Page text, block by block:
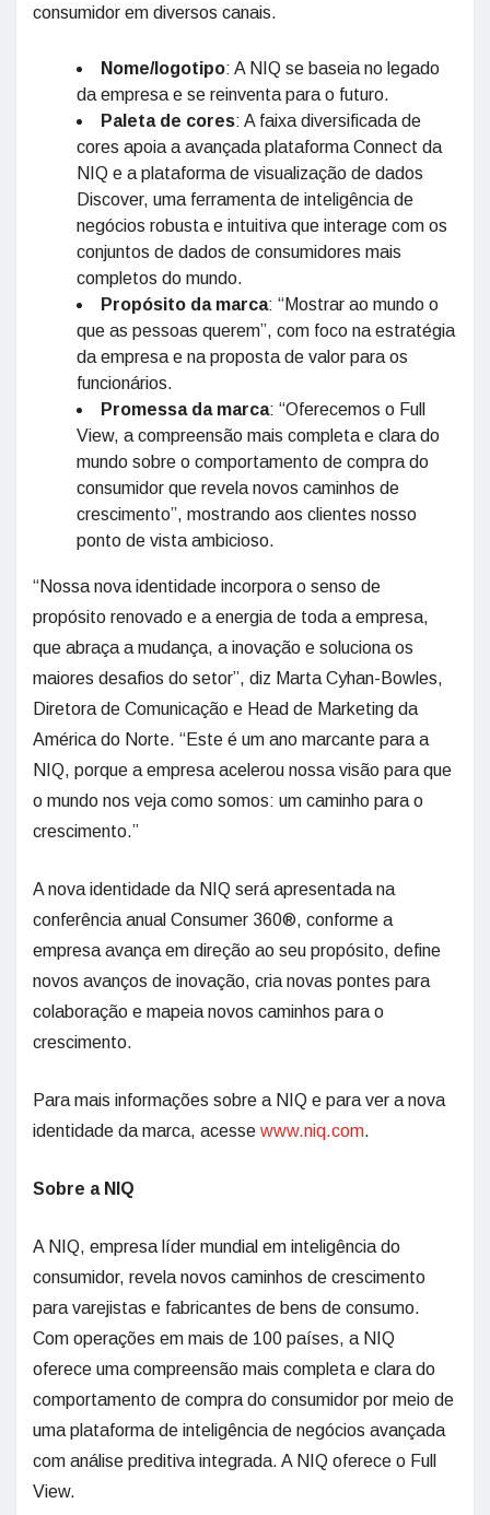
consumidor em diversos canais.
Nome/logotipo: A NIQ se baseia no legado
da empresa e se reinventa para o futuro.
Paleta de cores: A faixa diversificada de
cores apoia a avançada plataforma Connect da
NIQ e a plataforma de visualização de dados
Discover, uma ferramenta de inteligência de
negócios robusta e intuitiva que interage com os
conjuntos de dados de consumidores mais
completos do mundo.
Propósito da marca: “Mostrar ao mundo o
que as pessoas querem”, com foco na estratégia
da empresa e na proposta de valor para os
funcionários.
Promessa da marca: “Oferecemos o Full
View, a compreensão mais completa e clara do
mundo sobre o comportamento de compra do
consumidor que revela novos caminhos de
crescimento”, mostrando aos clientes nosso
ponto de vista ambicioso.
“Nossa nova identidade incorpora o senso de
propósito renovado e a energia de toda a empresa,
que abraça a mudança, a inovação e soluciona os
maiores desafios do setor”, diz Marta Cyhan-Bowles,
Diretora de Comunicação e Head de Marketing da
América do Norte. “Este é um ano marcante para a
NIQ, porque a empresa acelerou nossa visão para que
o mundo nos veja como somos: um caminho para o
crescimento.”
A nova identidade da NIQ será apresentada na
conferência anual Consumer 360®, conforme a
empresa avança em direção ao seu propósito, define
novos avanços de inovação, cria novas pontes para
colaboração e mapeia novos caminhos para o
crescimento.
Para mais informações sobre a NIQ e para ver a nova
identidade da marca, acesse www.niq.com.
Sobre a NIQ
A NIQ, empresa líder mundial em inteligência do
consumidor, revela novos caminhos de crescimento
para varejistas e fabricantes de bens de consumo.
Com operações em mais de 100 países, a NIQ
oferece uma compreensão mais completa e clara do
comportamento de compra do consumidor por meio de
uma plataforma de inteligência de negócios avançada
com análise preditiva integrada. A NIQ oferece o Full
View.